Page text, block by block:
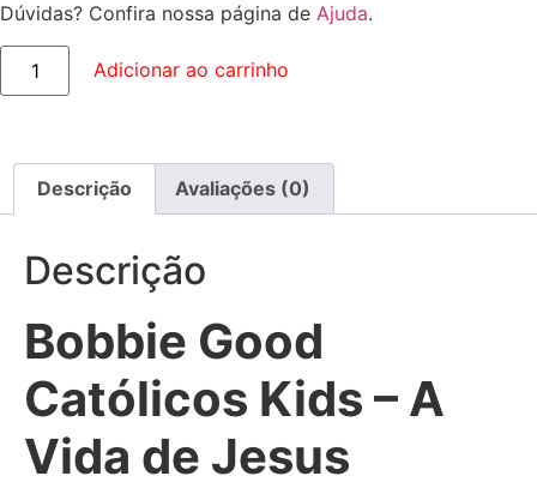
Dúvidas? Confira nossa página de Ajuda.
Adicionar ao carrinho
Descrição Avaliações (0)
Descrição
Bobbie Good
Católicos Kids – A
Vida de Jesus